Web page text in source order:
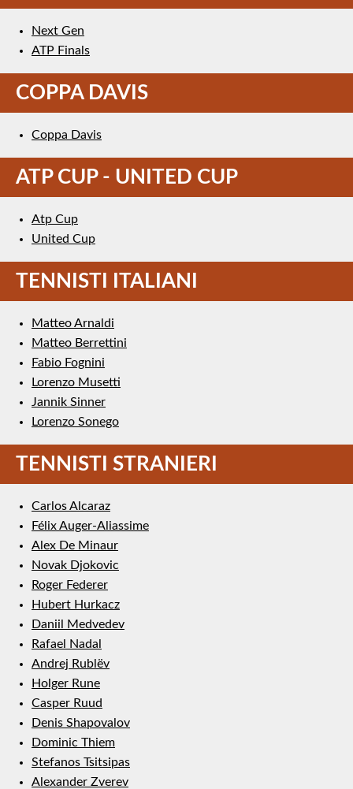
Next Gen
ATP Finals
COPPA DAVIS
Coppa Davis
ATP CUP - UNITED CUP
Atp Cup
United Cup
TENNISTI ITALIANI
Matteo Arnaldi
Matteo Berrettini
Fabio Fognini
Lorenzo Musetti
Jannik Sinner
Lorenzo Sonego
TENNISTI STRANIERI
Carlos Alcaraz
Félix Auger-Aliassime
Alex De Minaur
Novak Djokovic
Roger Federer
Hubert Hurkacz
Daniil Medvedev
Rafael Nadal
Andrej Rublëv
Holger Rune
Casper Ruud
Denis Shapovalov
Dominic Thiem
Stefanos Tsitsipas
Alexander Zverev